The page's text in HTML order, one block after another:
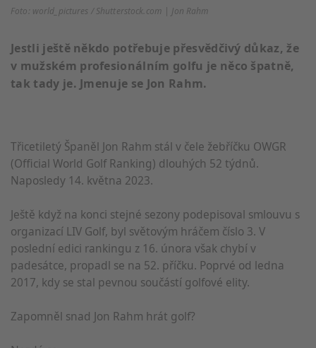
Foto: world_pictures / Shutterstock.com | Jon Rahm
Jestli ještě někdo potřebuje přesvědčivý důkaz, že
v mužském profesionálním golfu je něco špatně,
tak tady je. Jmenuje se Jon Rahm.
Třicetiletý Španěl Jon Rahm stál v čele žebříčku OWGR
(Official World Golf Ranking) dlouhých 52 týdnů.
Naposledy 14. května 2023.
Ještě když na konci stejné sezony podepisoval smlouvu s
organizací LIV Golf, byl světovým hráčem číslo 3. V
poslední edici rankingu z 16. února však chybí v
padesátce, propadl se na 52. příčku. Poprvé od ledna
2017, kdy se stal pevnou součástí golfové elity.
Zapomněl snad Jon Rahm hrát golf?